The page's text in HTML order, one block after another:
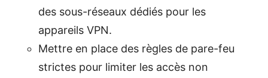
des sous-réseaux dédiés pour les
appareils VPN.
Mettre en place des règles de pare-feu
strictes pour limiter les accès non